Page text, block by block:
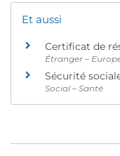
Et aussi
Certificat de
Étranger –
Sécurité
Social – Santé